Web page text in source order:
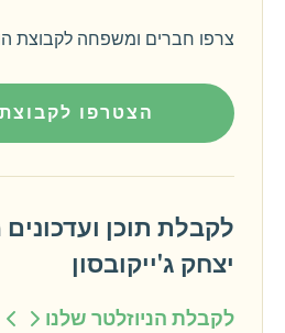
צרפו חברים ומשפחה לקבוצת
הצטרפו
לקבלת תוכן
יצחק ג'ייקובסון
לקבלת הניוזלטר שלנו